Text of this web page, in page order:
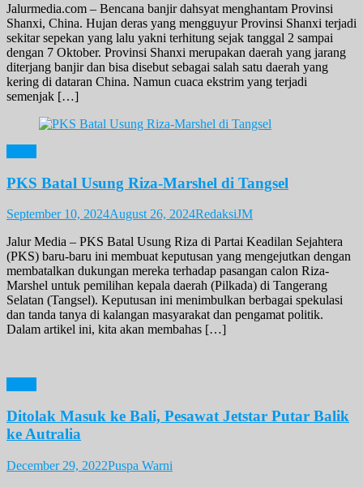
Jalurmedia.com – Bencana banjir dahsyat menghantam Provinsi
Shanxi, China. Hujan deras yang mengguyur Provinsi Shanxi terjadi
sekitar sepekan yang lalu yakni terhitung sejak tanggal 2 sampai
dengan 7 Oktober. Provinsi Shanxi merupakan daerah yang jarang
diterjang banjir dan bisa disebut sebagai salah satu daerah yang
kering di dataran China. Namun cuaca ekstrim yang terjadi
semenjak […]
PKS Batal Usung Riza-Marshel di Tangsel
September 10, 2024August 26, 2024RedaksiJM
Jalur Media – PKS Batal Usung Riza di Partai Keadilan Sejahtera
(PKS) baru-baru ini membuat keputusan yang mengejutkan dengan
membatalkan dukungan mereka terhadap pasangan calon Riza-
Marshel untuk pemilihan kepala daerah (Pilkada) di Tangerang
Selatan (Tangsel). Keputusan ini menimbulkan berbagai spekulasi
dan tanda tanya di kalangan masyarakat dan pengamat politik.
Dalam artikel ini, kita akan membahas […]
Ditolak Masuk ke Bali, Pesawat Jetstar Putar Balik
ke Autralia
December 29, 2022Puspa Warni